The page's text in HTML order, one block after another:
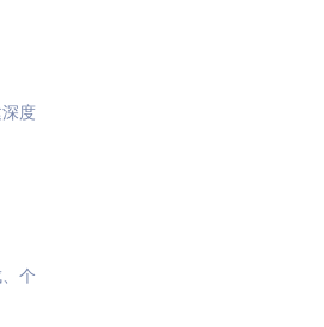
度
个